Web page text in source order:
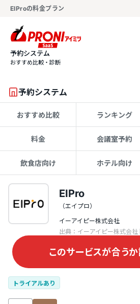
EIProの料金プラン
予約システム
おすすめ比較・診断
予約システム
おすすめ比較 ランキング
料金 会議室予約
飲食店向け
ホテル向け
EIPro
（エイプロ）
イーアイピー株式会社
出典：イーアイピー株式会
このサービスが合うか
トライアルあり